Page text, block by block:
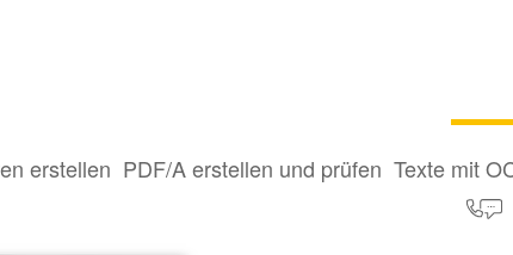
erstellen PDF/A erstellen und prüfen Texte mit